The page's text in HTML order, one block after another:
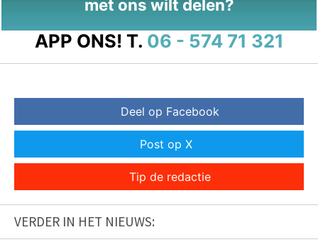
met ons wilt delen?
APP ONS! T. 06 - 574 71 321
Deel op Facebook
Post op X
Tip de redactie
VERDER IN HET NIEUWS: